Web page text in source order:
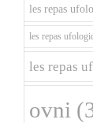
les repas
les repas
les repas
ovni